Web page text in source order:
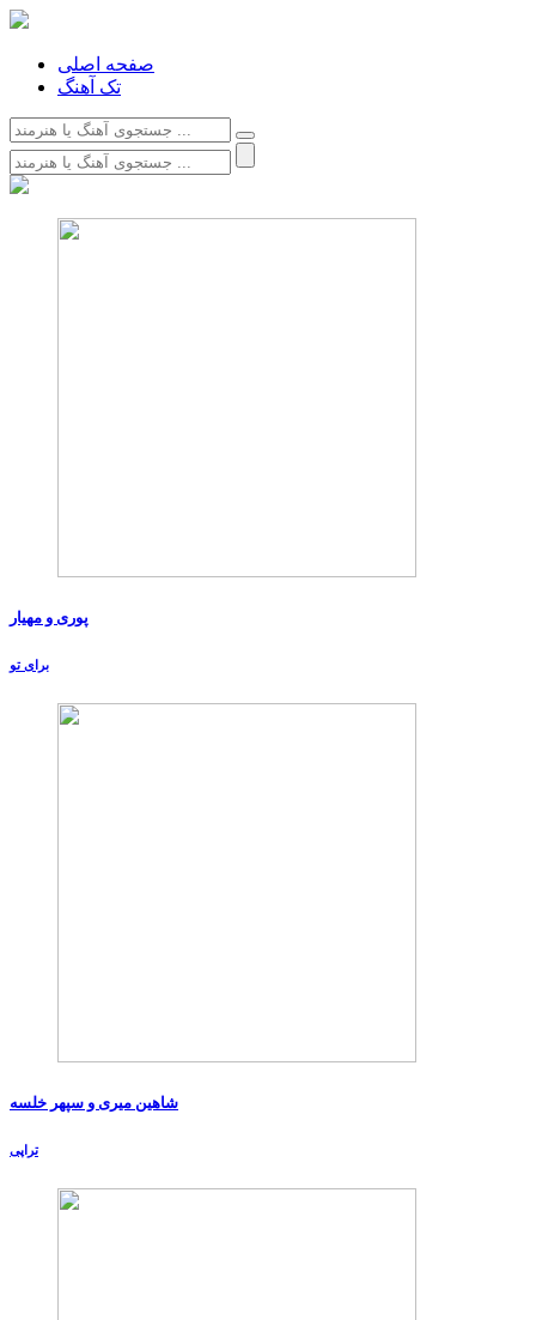
صفحه اصلی
تک آهنگ
پوری و مهیار
برای تو
شاهین میری و سپهر خلسه
تراپی